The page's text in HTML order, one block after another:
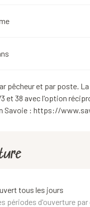
pêcheur et par poste.
et 38 avec l'option
Savoie : https://
tous les jours
périodes d'ouverture